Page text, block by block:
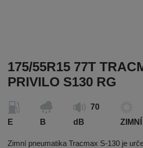
175/55R15 77T
PRIVILO S130 RG
E B
70
dB
ZIMNÍ
Zimní pneumatika Tracmax S-130 je